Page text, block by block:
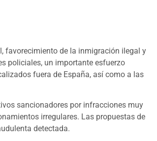
favorecimiento de la inmigración ilegal y
policiales, un importante esfuerzo
fuera de España, así como a las
sancionadores por infracciones muy
irregulares. Las propuestas de
detectada.